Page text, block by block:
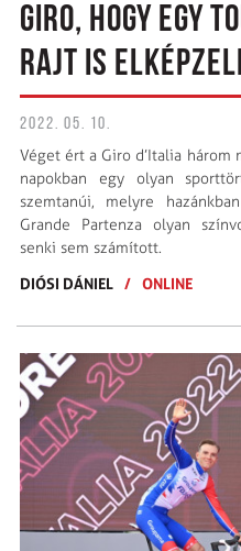
GIRO, HOGY EGY
RAJT IS
2022. 05. 10.
Véget ért a Giro d’Italia három
napokban egy olyan
szemtanúi, melyre
Grande Partenza olyan
senki sem számított.
DIÓSI DÁNIEL / ONLINE